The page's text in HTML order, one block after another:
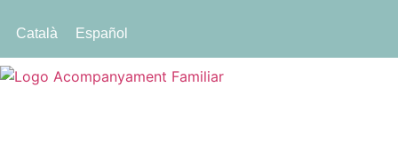
Català Español